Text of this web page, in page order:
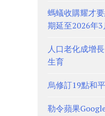
螞蟻收購耀才
期延至2026年3
人口老化成增
生育
烏修訂19點和
勒令蘋果